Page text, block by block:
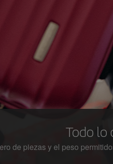
Todo lo
de piezas y el peso